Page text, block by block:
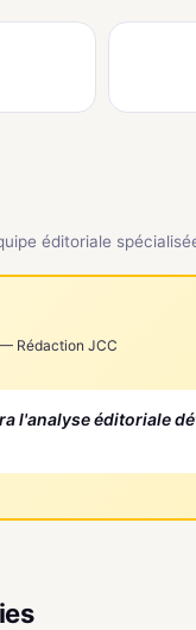
éditoriale
Rédaction JCC
l'analyse éditoriale